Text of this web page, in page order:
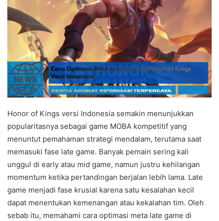
Honor of Kings versi Indonesia semakin menunjukkan
popularitasnya sebagai game MOBA kompetitif yang
menuntut pemahaman strategi mendalam, terutama saat
memasuki fase late game. Banyak pemain sering kali
unggul di early atau mid game, namun justru kehilangan
momentum ketika pertandingan berjalan lebih lama. Late
game menjadi fase krusial karena satu kesalahan kecil
dapat menentukan kemenangan atau kekalahan tim. Oleh
sebab itu, memahami cara optimasi meta late game di